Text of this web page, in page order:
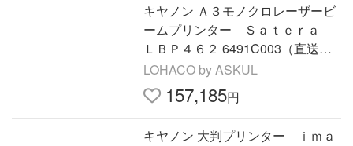
キヤノン Ａ３モノクロレーザービ
ームプリンター Ｓａｔｅｒａ
ＬＢＰ４６２ 6491C003（直送
品）
LOHACO by ASKUL
157,185円
キヤノン 大判プリンター ｉｍａ